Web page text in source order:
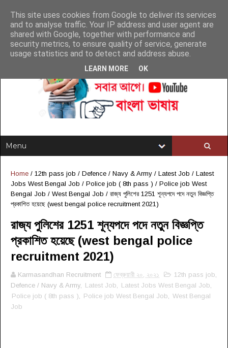
Home / 12th pass job / Defence / Navy & Army / Latest Job / Latest
Jobs West Bengal Job / Police job ( 8th pass ) / Police job West
Bengal Job / West Bengal Job / রাজ্য পুলিশের 1251 শূন্যপদে পদে নতুন বিজ্ঞপ্তি
প্রকাশিত হয়েছে (west bengal police recruitment 2021)
রাজ্য পুলিশের 1251 শূন্যপদে পদে নতুন বিজ্ঞপ্তি
প্রকাশিত হয়েছে (west bengal police
recruitment 2021)
Karmasandhan Recruitment ফেব্রুয়ারী ২০, ২০২১ 12th pass job
Defence / Navy & Army,
Latest Job Latest Jobs West Bengal Job
Police job ( 8th pass )
Police job West Bengal Job
West Bengal
Job
This site uses cookies from Google to deliver its services
and to analyse traffic. Your IP address and user agent are
shared with Google, together with performance and
security metrics, to ensure quality of service, generate
usage statistics and to detect and address abuse.
LEARN MORE OK